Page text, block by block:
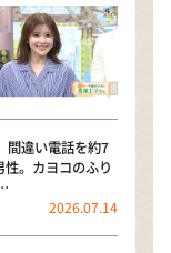
間違い電話を約7
。カヨコのふり
2026.07.14